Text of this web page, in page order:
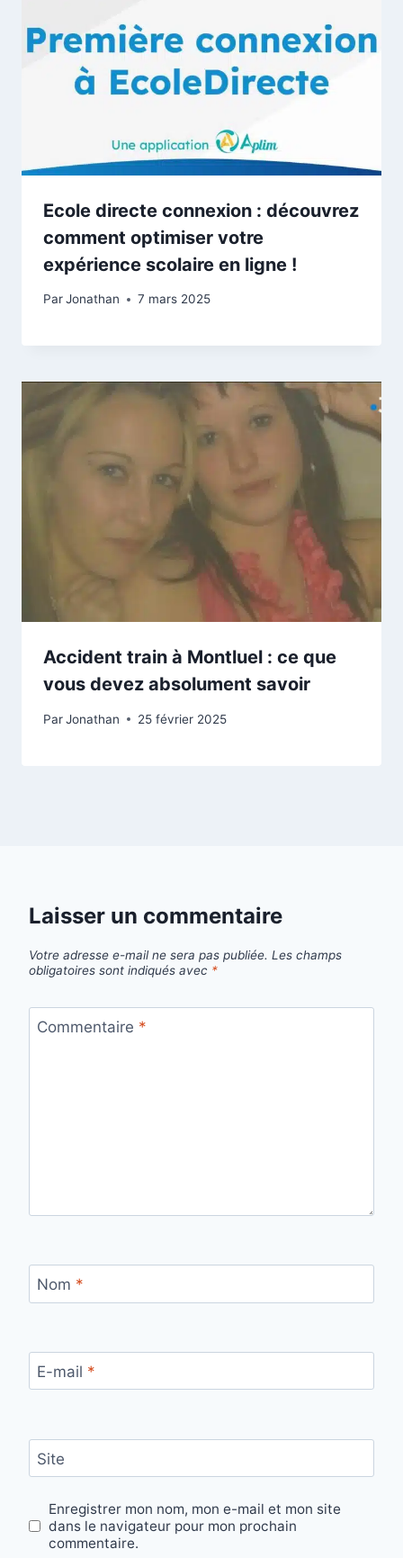
Ecole directe connexion : découvrez
comment optimiser votre
expérience scolaire en ligne !
ParJonathan 7 mars 2025
Accident train à Montluel : ce que
vous devez absolument savoir
ParJonathan 25 février 2025
Laisser un commentaire
Votre adresse e-mail ne sera pas publiée. Les champs
obligatoires sont indiqués avec *
Commentaire *
Nom *
E-mail *
Site
Enregistrer mon nom, mon e-mail et mon site
dans le navigateur pour mon prochain
commentaire.